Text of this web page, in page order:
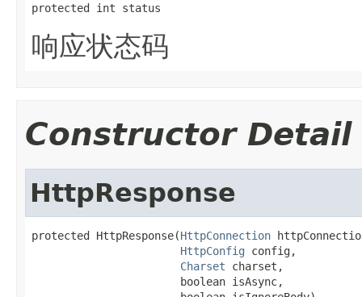
protected int status
响应状态码
Constructor Detail
HttpResponse
protected HttpResponse(HttpConnection
HttpConfig config,
Charset charset,
                       boolean isAsync,